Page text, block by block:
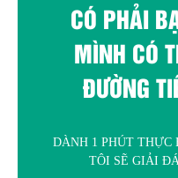
CÓ PHẢI
MÌNH CÓ
ĐƯỜNG
DÀNH 1 PHÚT THỰC
TÔI SẼ GIẢI